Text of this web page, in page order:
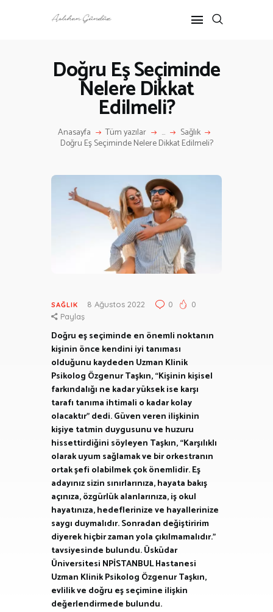
Doğru Eş Seçiminde
Nelere Dikkat
Edilmeli?
Anasayfa Tüm yazılar ... Sağlık
Doğru Eş Seçiminde Nelere Dikkat Edilmeli?
ANASAYFA
RÖPORTAJ
ANNE-ÇOCUK
KÜLTÜR SANAT
İLETIŞIM
SAĞLIK 8 Ağustos 2022 0
0
Paylaş
Doğru eş seçiminde en önemli noktanın
kişinin önce kendini iyi tanıması
olduğunu kaydeden Uzman Klinik
Psikolog Özgenur Taşkın, “Kişinin kişisel
farkındalığı ne kadar yüksek ise karşı
tarafı tanıma ihtimali o kadar kolay
olacaktır” dedi. Güven veren ilişkinin
kişiye tatmin duygusunu ve huzuru
hissettirdiğini söyleyen Taşkın, “Karşılıklı
olarak uyum sağlamak ve bir orkestranın
ortak şefi olabilmek çok önemlidir. Eş
adayınız sizin sınırlarınıza, hayata bakış
açınıza, özgürlük alanlarınıza, iş okul
hayatınıza, hedeflerinize ve hayallerinize
saygı duymalıdır. Sonradan değiştiririm
diyerek hiçbir zaman yola çıkılmamalıdır.”
tavsiyesinde bulundu. Üsküdar
Üniversitesi NPİSTANBUL Hastanesi
Uzman Klinik Psikolog Özgenur Taşkın,
evlilik ve doğru eş seçimine ilişkin
değerlendirmede bulundu.